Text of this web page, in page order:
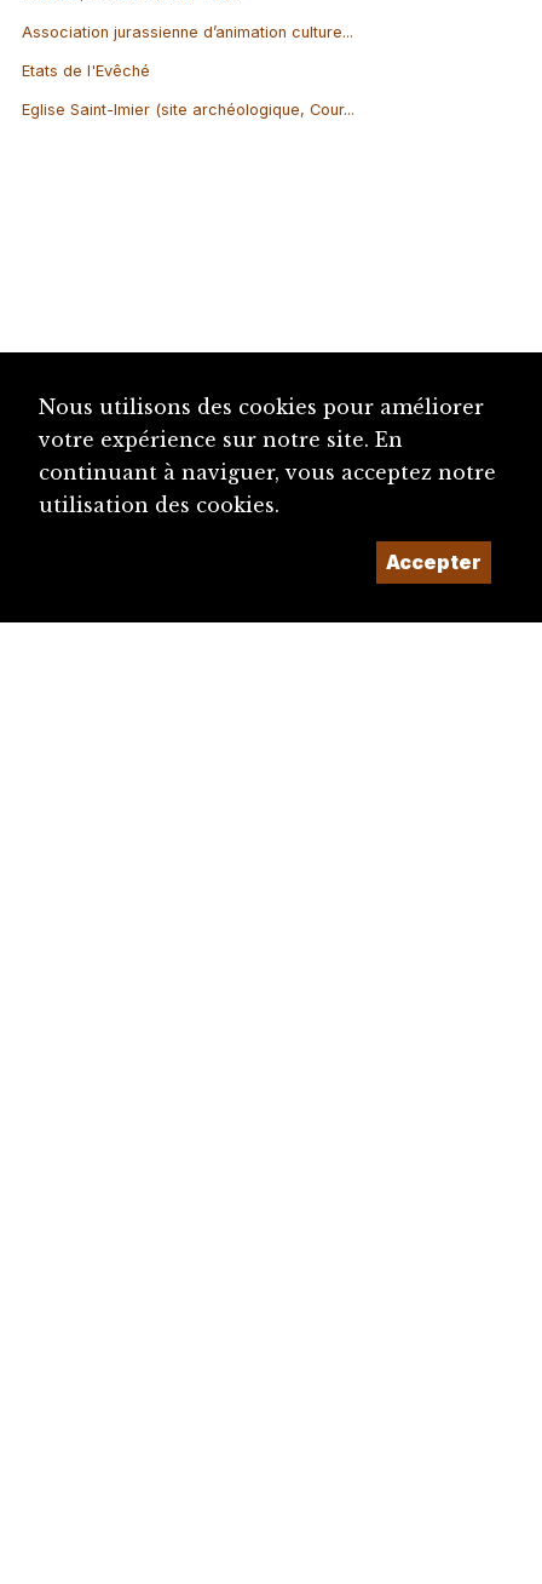
Association jurassienne d’animation culture...
Etats de l'Evêché
Eglise Saint-Imier (site archéologique, Cour...
Nous utilisons des cookies pour améliorer
votre expérience sur notre site. En
continuant à naviguer, vous acceptez notre
utilisation des cookies.
Accepter